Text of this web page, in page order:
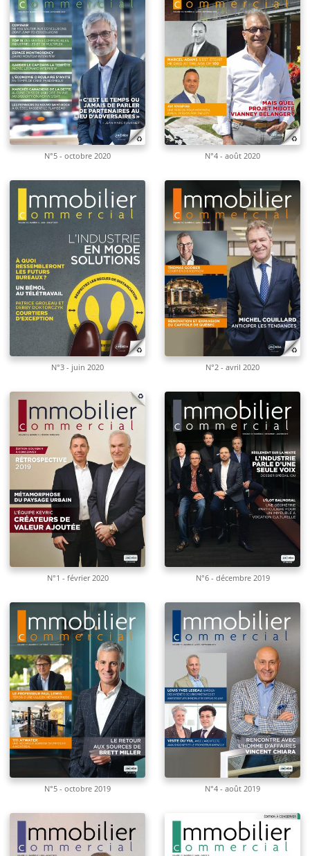
N°5 - octobre 2020 N°4 - août 2020
N°3 - juin 2020 N°2 - avril 2020
N°1 - février 2020 N°6 - décembre 2019
N°5 - octobre 2019 N°4 - août 2019